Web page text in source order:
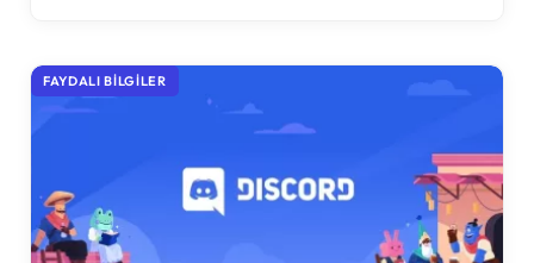
FAYDALI BILGILER